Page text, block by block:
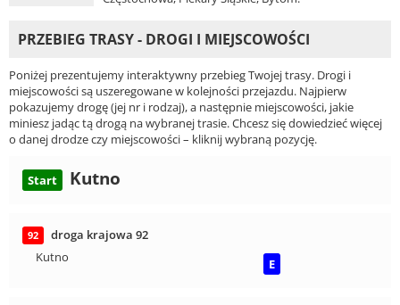
PRZEBIEG TRASY - DROGI I MIEJSCOWOŚCI
Poniżej prezentujemy interaktywny przebieg Twojej trasy. Drogi i
miejscowości są uszeregowane w kolejności przejazdu. Najpierw
pokazujemy drogę (jej nr i rodzaj), a następnie miejscowości, jakie
miniesz jadąc tą drogą na wybranej trasie. Chcesz się dowiedzieć więcej
o danej drodze czy miejscowości – kliknij wybraną pozycję.
Start Kutno
92
droga krajowa 92
Kutno
E